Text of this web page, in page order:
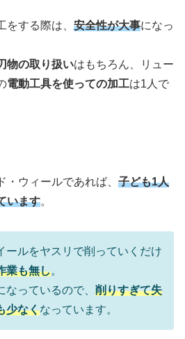
する際は、 安全性が大事になっ
物の取り扱いはもちろん、リュー
電動工具を使っての加工は1人で
ウィールであれば、 子ども1人
います。
ールをヤスリで削っていくだけ
業も無し。
っているので、 削りすぎて失
少なくなっています。